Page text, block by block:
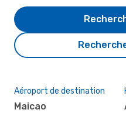
Aéroport de destination
Maicao